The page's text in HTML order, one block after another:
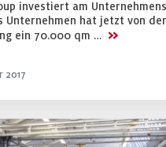
investiert am
Unternehmen hat jetzt von der
ein 70.000 qm … >>
2017